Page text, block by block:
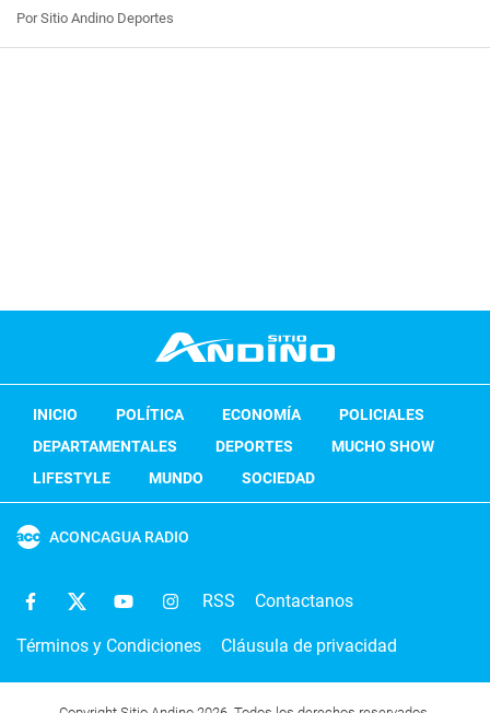
Por Sitio Andino Deportes
INICIO POLÍTICA ECONOMÍA
POLICIALES
DEPARTAMENTALES
DEPORTES
MUCHO SHOW
LIFESTYLE
MUNDO SOCIEDAD
ACONCAGUA RADIO
RSS Contactanos
Términos y Condiciones Cláusula de privacidad